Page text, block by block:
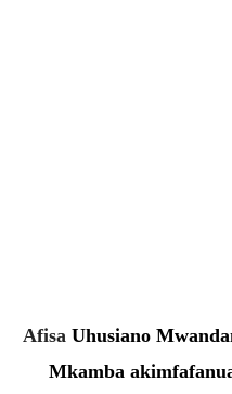
Afisa Uhusiano
Mkamba